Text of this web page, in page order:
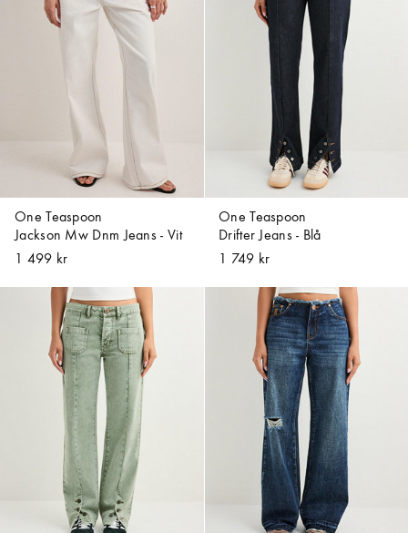
One Teaspoon
Jackson Mw Dnm Jeans - Vit
1 499 kr
One Teaspoon
Drifter Jeans - Blå
1 749 kr